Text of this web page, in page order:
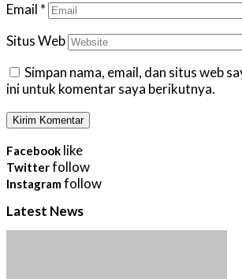
Email *
Situs Web
Simpan nama, email, dan situs web
ini untuk komentar saya berikutnya.
Facebook like
Twitterfollow
Instagramfollow
Latest News